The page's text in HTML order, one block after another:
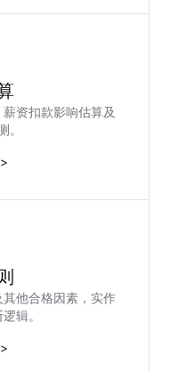
资扣款影响估算及
。
>
他合格因素，实作
辑。
>